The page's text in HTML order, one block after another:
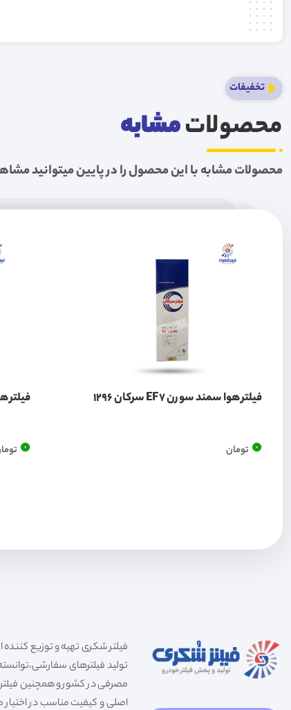
تخفیفات
محصولاتمشابه
محصولات مشابه با این محصول را در پایین میتوانید
فیلتر هوا سمند سورن EF7 سرکان 1296
0 تومان
فیلتر هوا
0
تولید فیلترهای
مصرفی در کشور و همچنین
اصلی و کیفیت مناسب در اختیار